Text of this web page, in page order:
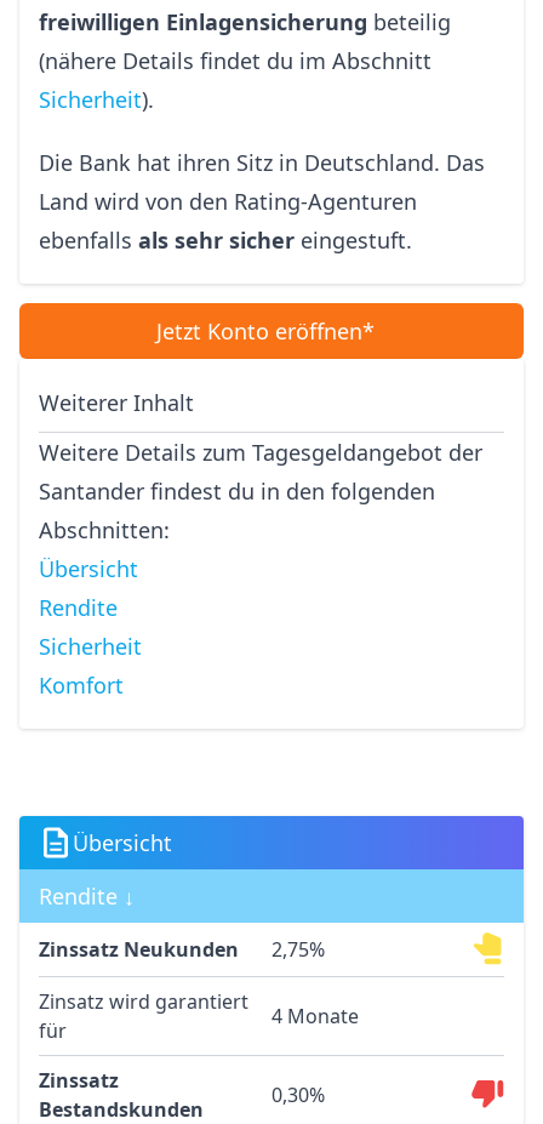
freiwilligen Einlagensicherung beteilig
(nähere Details findet du im Abschnitt
Sicherheit).
Die Bank hat ihren Sitz in Deutschland. Das
Land wird von den Rating-Agenturen
ebenfalls als sehr sicher eingestuft.
Jetzt Konto eröffnen*
Weiterer Inhalt
Weitere Details zum Tagesgeldangebot der
Santander findest du in den folgenden
Abschnitten:
Übersicht
Rendite
Sicherheit
Komfort
Übersicht
Rendite ↓
Zinssatz Neukunden
2,75%
Zinsatz wird garantiert
für
4 Monate
Zinssatz
Bestandskunden
0,30%